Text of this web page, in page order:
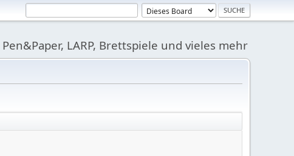
Pen&Paper, LARP, Brettspiele und vieles mehr